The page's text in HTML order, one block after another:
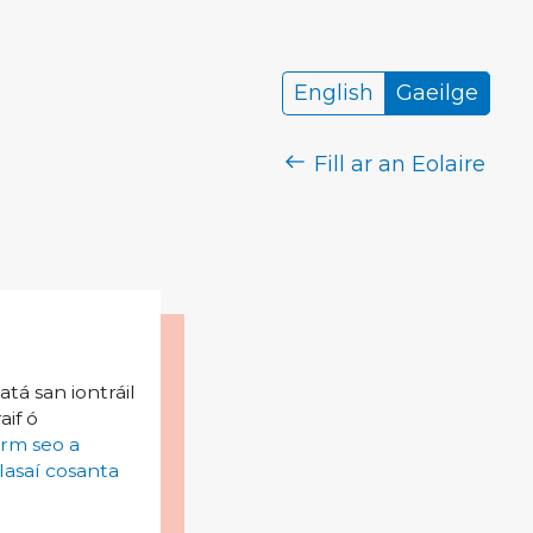
English Gaeilge
Fill ar an Eolaire
san iontráil
ó
seo a
cosanta